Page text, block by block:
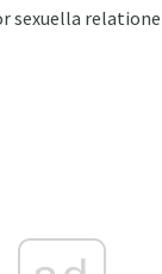
sexuella